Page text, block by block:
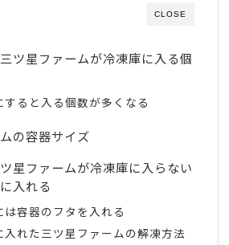
CLOSE
三ツ星ファームが冷凍庫に入る個
すると入る個数が多くなる
の容器サイズ
ツ星ファームが冷凍庫に入らない
入れる
は容器のフタを入れる
入れた三ツ星ファームの解凍方法